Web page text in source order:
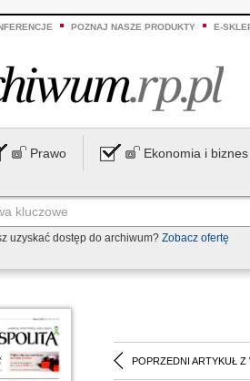
POZNAJ NASZE PRODUKTY E-
Prawo Ekonomia i biznes
uzyskać dostęp do archiwum? Zobacz ofertę
POPRZEDNI ARTYKUŁ Z